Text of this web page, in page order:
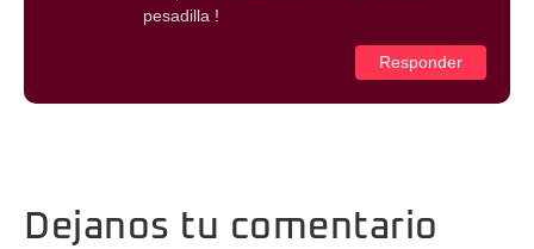
pesadilla !
Responder
Dejanos tu comentario